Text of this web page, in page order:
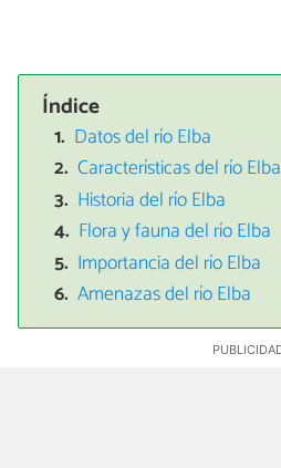
Índice
Datos del río Elba
Características del río Elba
Historia del río Elba
Flora y fauna del río Elba
Importancia del río Elba
Amenazas del río Elba